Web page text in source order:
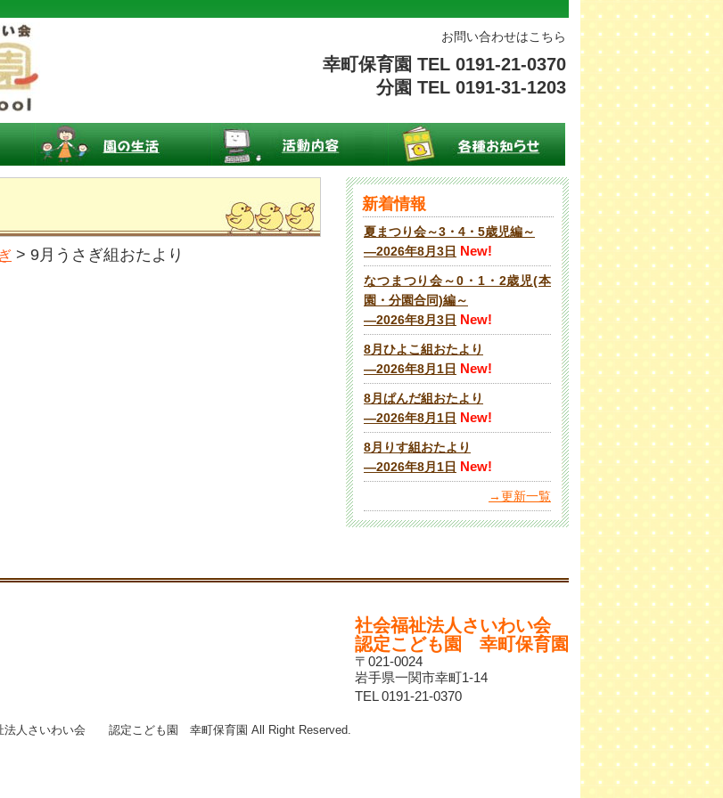
お問い合わせはこちら
幸町保育園 TEL 0191-21-0370
分園 TEL 0191-31-1203
> 9月うさぎ組おたより
新着情報
夏まつり会～3・4・5歳児編～
―2026年8月3日 New!
なつまつり会～0・1・2歳児(本
園・分園合同)編～
―2026年8月3日 New!
8月ひよこ組おたより
―2026年8月1日 New!
8月ぱんだ組おたより
―2026年8月1日 New!
8月りす組おたより
―2026年8月1日 New!
→更新一覧
社会福祉法人さいわい会
認定こども園 幸町保育園
〒021-0024
岩手県一関市幸町1-14
TEL 0191-21-0370
法人さいわい会 認定こども園 幸町保育園 All Right Reserved.